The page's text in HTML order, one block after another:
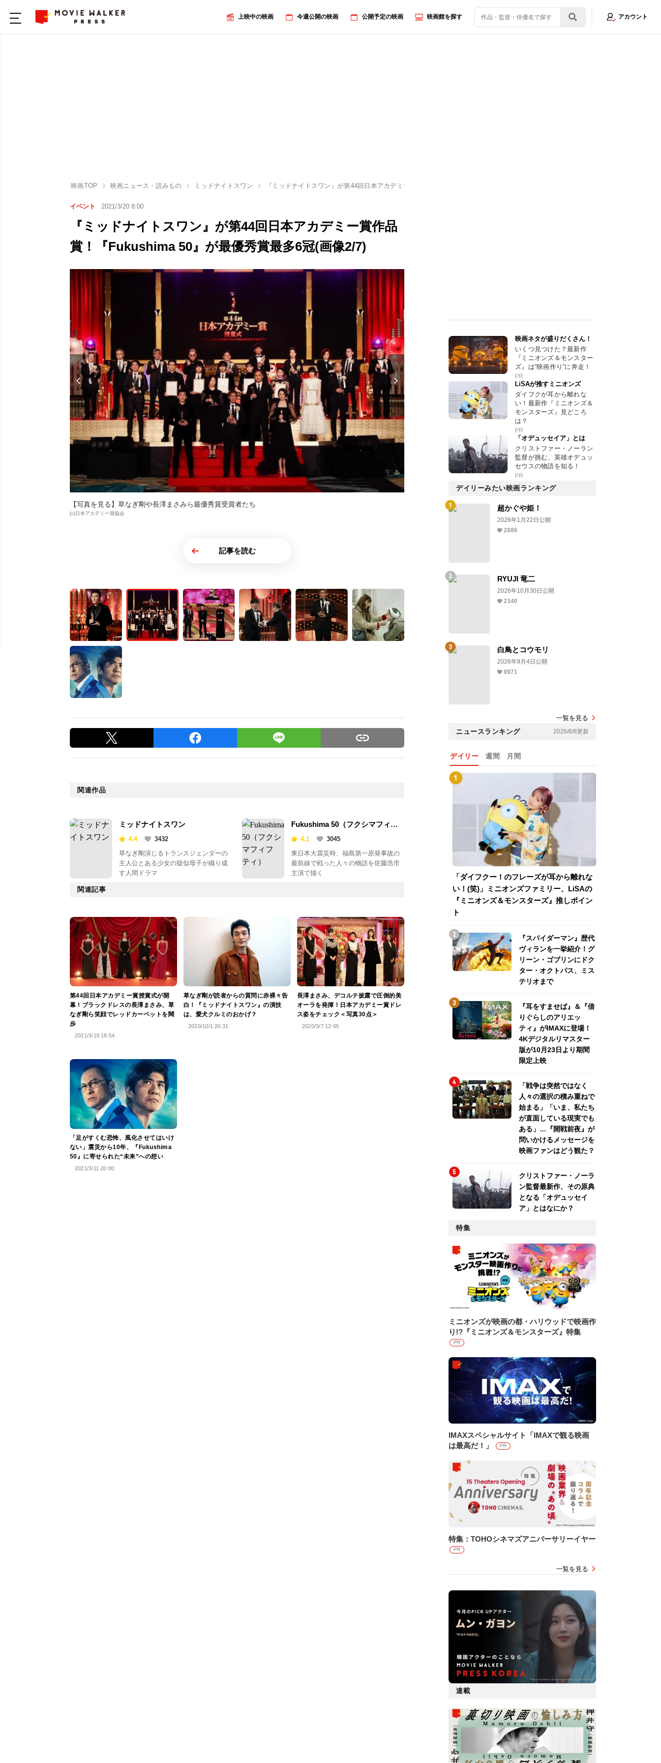
上映中の映画 今週公開の映画 公開予定の映画 映画館を探す アカウント
映画TOP 映画ニュース・読みもの ミッドナイトスワン 『ミッドナイトスワン』が第44回日本アカデミー賞作品賞！『Fukushima 50』が最優秀賞最多6冠
イベント 2021/3/20 8:00
『ミッドナイトスワン』が第44回日本アカデミー賞作品
賞！『Fukushima 50』が最優秀賞最多6冠(画像2/7)
【写真を見る】草なぎ剛や長澤まさみら最優秀賞受賞者たち
[c]日本アカデミー賞協会
記事を読む
関連作品
ミッドナイトスワン
4.4
3432
草なぎ剛演じるトランスジェンダーの
主人公とある少女の疑似母子が織り成
す人間ドラマ
Fukushima 50（フクシマフィフ
ティ）
4.1
3045
東日本大震災時、福島第一原発事故の
最前線で戦った人々の物語を佐藤浩市
主演で描く
関連記事
第44回⽇本アカデミー賞授賞式が開
幕！ブラックドレスの長澤まさみ、草
なぎ剛ら笑顔でレッドカーペットを闊
歩
2021/3/19 18:54
草なぎ剛が読者からの質問に赤裸々告
白！『ミッドナイトスワン』の演技
は、愛犬クルミのおかげ？
2020/10/1 20:31
長澤まさみ、デコルテ披露で圧倒的美
オーラを発揮！日本アカデミー賞ドレ
ス姿をチェック＜写真30点＞
2020/3/7 12:05
「足がすくむ恐怖、風化させてはいけ
ない」震災から10年、『Fukushima
50』に寄せられた“未来”への想い
2021/3/11 20:00
映画ネタが盛りだくさん！
いくつ見つけた？最新作
『ミニオンズ＆モンスター
ズ』は“映画作り”に奔走！
PR
LiSAが推すミニオンズ
ダイフクが耳から離れな
い！最新作『ミニオンズ＆
モンスターズ』見どころ
は？
PR
「オデュッセイア」とは
クリストファー・ノーラン
監督が挑む、英雄オデュッ
セウスの物語を知る！
PR
デイリーみたい映画ランキング
超かぐや姫！
2026年1月22日公開
2886
RYUJI 竜二
2026年10月30日公開
2340
白鳥とコウモリ
2026年9月4日公開
8971
一覧を見る
ニュースランキング 2026/8/8更新
デイリー 週間 月間
「ダイフクー！のフレーズが耳から離れな
い！(笑)」ミニオンズファミリー、LiSAの
『ミニオンズ＆モンスターズ』推しポイン
ト
『スパイダーマン』歴代
ヴィランを一挙紹介！グ
リーン・ゴブリンにドク
ター・オクトパス、ミス
テリオまで
『耳をすませば』＆『借
りぐらしのアリエッ
ティ』がIMAXに登場！
4Kデジタルリマスター
版が10月23日より期間
限定上映
「戦争は突然ではなく
人々の選択の積み重ねで
始まる」「いま、私たち
が直面している現実でも
ある」…『開戦前夜』が
問いかけるメッセージを
映画ファンはどう観た？
クリストファー・ノーラ
ン監督最新作、その原典
となる「オデュッセイ
ア」とはなにか？
特集
ミニオンズが映画の都・ハリウッドで映画作
り!?『ミニオンズ＆モンスターズ』特集
PR
IMAXスペシャルサイト「IMAXで観る映画
は最高だ！」
PR
特集：TOHOシネマズアニバーサリーイヤー
PR
一覧を見る
連載